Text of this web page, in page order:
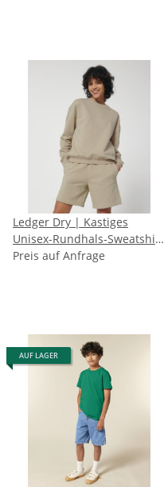
Ledger Dry | Kastiges
Unisex-Rundhals-Sweatshirt
mit trockener Haptik
Preis auf Anfrage
AUF LAGER